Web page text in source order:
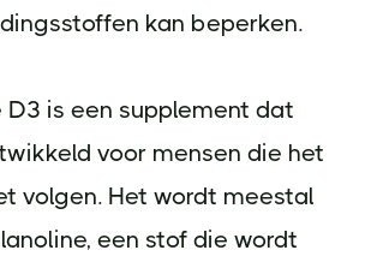
kan beperken.
is een supplement dat
voor mensen die het
volgen. Het wordt meestal
een stof die wordt